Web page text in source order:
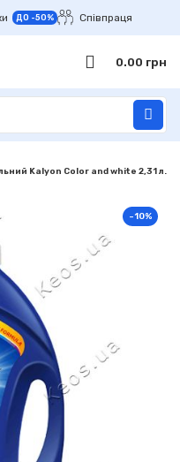
ДО -50% Співпраця
0.00 грн
Kalyon Color and white 2,31 л.
-10%